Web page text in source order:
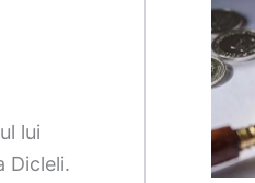
lui
Dicleli.